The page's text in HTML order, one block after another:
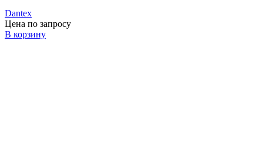
Dantex
Цена по запросу
В корзину